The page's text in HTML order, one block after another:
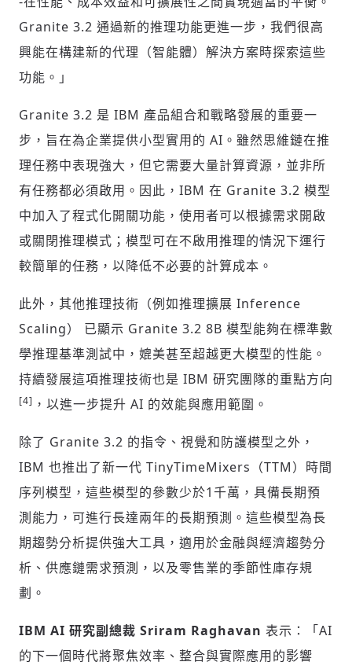
登入或註冊
歡迎您加入《旭時報》
掌握國際政經脈動
參與下一波全球科技革命
輸入 Email 驗證碼
(十分鐘內有效)
驗證
Granite 3.2 通過新的推理功能更進一步，我們很高
興能在構建新的代理（智能體）解決方案時探索這些
功能。」
Granite 3.2 是 IBM 產品組合和戰略發展的重要一
步，旨在為企業提供小型實用的 AI。雖然思維鏈在推
理任務中表現強大，但它需要大量計算資源，並非所
有任務都必須啟用。因此，IBM 在 Granite 3.2 模型
中加入了程式化開關功能，使用者可以根據需求開啟
或關閉推理模式；模型可在不啟用推理的情況下運行
較簡單的任務，以降低不必要的計算成本。
此外，其他推理技術（例如推理擴展 Inference
Scaling） 已顯示 Granite 3.2 8B 模型能夠在標準數
學推理基準測試中，媲美甚至超越更大模型的性能。
持續發展這項推理技術也是 IBM 研究團隊的重點方向
[4] ，以進一步提升 AI 的效能與應用範圍。
除了 Granite 3.2 的指令、視覺和防護模型之外，
IBM 也推出了新一代 TinyTimeMixers（TTM）時間
序列模型，這些模型的參數少於1千萬，具備長期預
測能力，可進行長達兩年的長期預測。這些模型為長
期趨勢分析提供強大工具，適用於金融與經濟趨勢分
析、供應鏈需求預測，以及零售業的季節性庫存規
劃。
IBM AI 研究副總裁 Sriram Raghavan 表示：「AI
的下一個時代將聚焦效率、整合與實際應用的影響